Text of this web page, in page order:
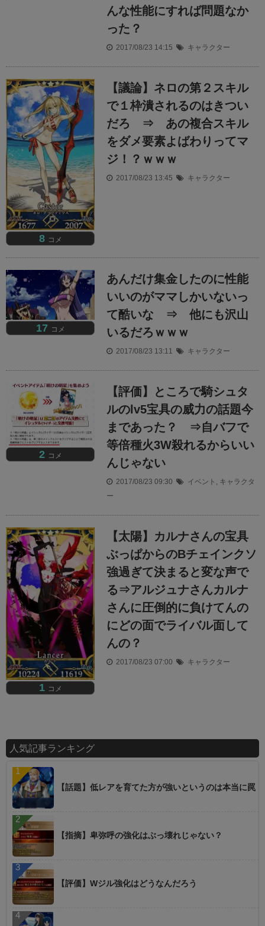
んな性能にすれば問題なか
った？
2017/08/23 14:15 キャラクター
8 コメ
【議論】ネロの第２スキル
で１枠潰されるのはきつい
だろ ⇒ あの複合スキル
をダメ要素よばわりってマ
ジ！？ｗｗｗ
2017/08/23 13:45 キャラクター
17 コメ
あんだけ集金したのに性能
いいのがママしかいないっ
て酷いな ⇒ 他にも沢山
いるだろｗｗｗ
2017/08/23 13:11 キャラクター
2 コメ
【評価】ところで騎シュタ
ルのlv5宝具の威力の話題今
まであった？ ⇒自バフで
等倍種火3W殺れるからいい
んじゃない
2017/08/23 09:30 イベント
キャラクタ
ー
1 コメ
【太陽】カルナさんの宝具
ぶっぱからのBチェインクソ
強過ぎて決まると変な声で
る⇒アルジュナさんカルナ
さんに圧倒的に負けてんの
にどの面でライバル面して
んの？
2017/08/23 07:00 キャラクター
人気記事ランキング
【話題】低レアを育てた方が強いというのは本当に罠
【指摘】卑弥呼の強化はぶっ壊れじゃない？
【評価】Wジル強化はどうなんだろう